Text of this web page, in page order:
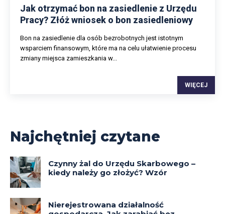
Jak otrzymać bon na zasiedlenie z Urzędu
Pracy? Złóż wniosek o bon zasiedleniowy
Bon na zasiedlenie dla osób bezrobotnych jest istotnym
wsparciem finansowym, które ma na celu ułatwienie procesu
zmiany miejsca zamieszkania w...
WIĘCEJ
Najchętniej czytane
Czynny żal do Urzędu Skarbowego –
kiedy należy go złożyć? Wzór
Nierejestrowana działalność